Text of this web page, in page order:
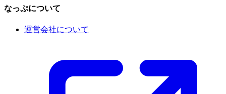
なっぷについて
運営会社について